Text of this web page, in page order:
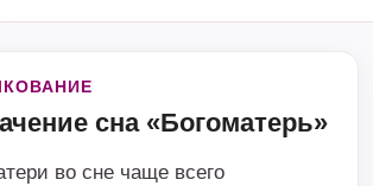
сна «Богоматерь»
во сне чаще всего